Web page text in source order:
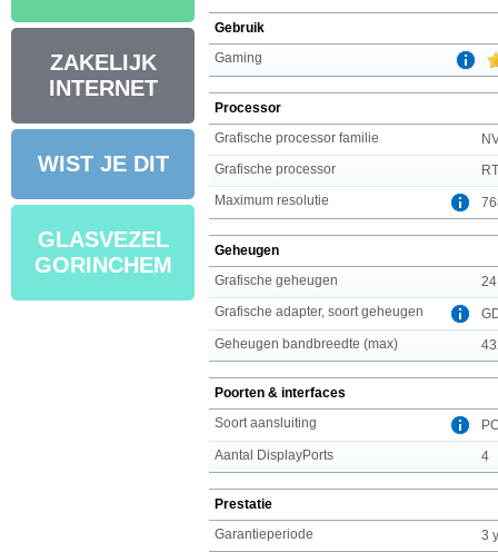
ZAKELIJK
INTERNET
WIST JE DIT
GLASVEZEL
GORINCHEM
Gebruik
Gaming
Processor
Grafische processor familie
Grafische processor
Maximum resolutie
Geheugen
Grafische geheugen
Grafische adapter, soort geheugen
Geheugen bandbreedte (max)
Poorten & interfaces
Soort aansluiting
Aantal DisplayPorts
4
Prestatie
Garantieperiode
3